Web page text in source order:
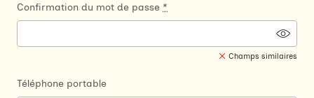
Confirmation du mot de passe *
Champs similaires
Téléphone portable